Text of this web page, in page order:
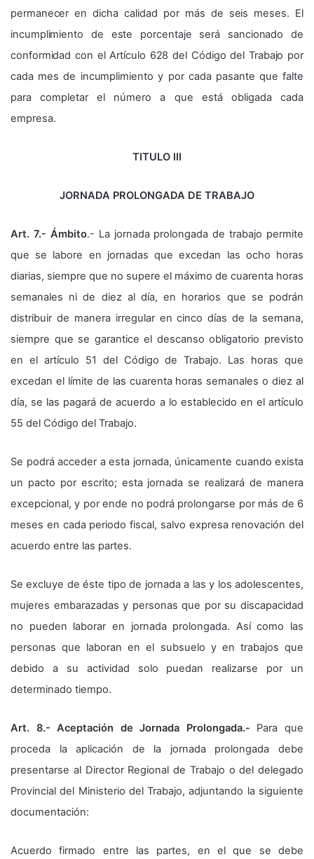
permanecer en dicha calidad por más de seis meses. El
incumplimiento de este porcentaje será sancionado de
conformidad con el Artículo 628 del Código del Trabajo por
cada mes de incumplimiento y por cada pasante que falte
para completar el número a que está obligada cada
empresa.
TITULO III
JORNADA PROLONGADA DE TRABAJO
Art. 7.- Ámbito.- La jornada prolongada de trabajo permite
que se labore en jornadas que excedan las ocho horas
diarias, siempre que no supere el máximo de cuarenta horas
semanales ni de diez al día, en horarios que se podrán
distribuir de manera irregular en cinco días de la semana,
siempre que se garantice el descanso obligatorio previsto
en el artículo 51 del Código de Trabajo. Las horas que
excedan el límite de las cuarenta horas semanales o diez al
día, se las pagará de acuerdo a lo establecido en el artículo
55 del Código del Trabajo.
Se podrá acceder a esta jornada, únicamente cuando exista
un pacto por escrito; esta jornada se realizará de manera
excepcional, y por ende no podrá prolongarse por más de 6
meses en cada periodo fiscal, salvo expresa renovación del
acuerdo entre las partes.
Se excluye de éste tipo de jornada a las y los adolescentes,
mujeres embarazadas y personas que por su discapacidad
no pueden laborar en jornada prolongada. Así como las
personas que laboran en el subsuelo y en trabajos que
debido a su actividad solo puedan realizarse por un
determinado tiempo.
Art. 8.- Aceptación de Jornada Prolongada.- Para que
proceda la aplicación de la jornada prolongada debe
presentarse al Director Regional de Trabajo o del delegado
Provincial del Ministerio del Trabajo, adjuntando la siguiente
documentación:
Acuerdo firmado entre las partes, en el que se debe